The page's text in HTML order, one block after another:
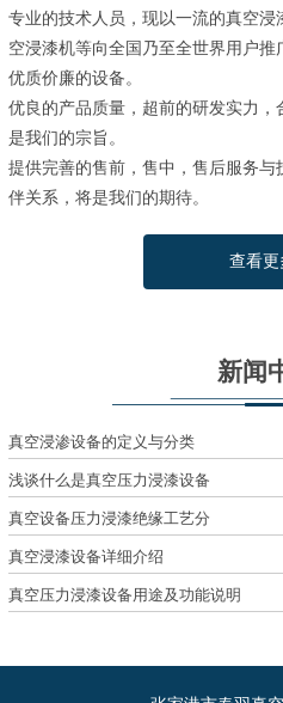
专业的技术人员，现以一流的真空
空浸漆机等向全国乃至全世界用户推
优质价廉的设备。
优良的产品质量，超前的研发实力
是我们的宗旨。
提供完善的售前，售中，售后服务
伴关系，将是我们的期待。
查看更
新闻
真空浸渗设备的定义与分类
浅谈什么是真空压力浸漆设备
真空设备压力浸漆绝缘工艺分
真空浸漆设备详细介绍
真空压力浸漆设备用途及功能说明